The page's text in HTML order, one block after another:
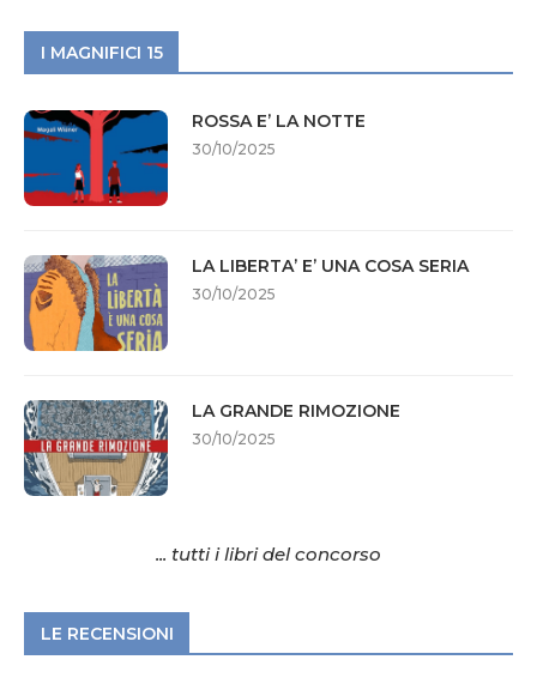
I MAGNIFICI 15
ROSSA E’ LA NOTTE
30/10/2025
LA LIBERTA’ E’ UNA COSA SERIA
30/10/2025
LA GRANDE RIMOZIONE
30/10/2025
... tutti i libri del concorso
LE RECENSIONI